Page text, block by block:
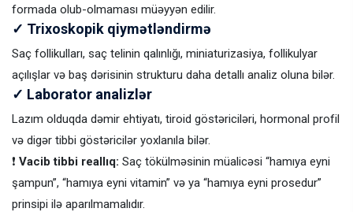
formada olub-olmaması müəyyən edilir.
✓ Trixoskopik qiymətləndirmə
Saç follikulları, saç telinin qalınlığı, miniaturizasiya, follikulyar
açılışlar və baş dərisinin strukturu daha detallı analiz oluna bilər.
✓ Laborator analizlər
Lazım olduqda dəmir ehtiyatı, tiroid göstəriciləri, hormonal profil
və digər tibbi göstəricilər yoxlanıla bilər.
❗ Vacib tibbi reallıq: Saç tökülməsinin müalicəsi “hamıya eyni
şampun”, “hamıya eyni vitamin” və ya “hamıya eyni prosedur”
prinsipi ilə aparılmamalıdır.